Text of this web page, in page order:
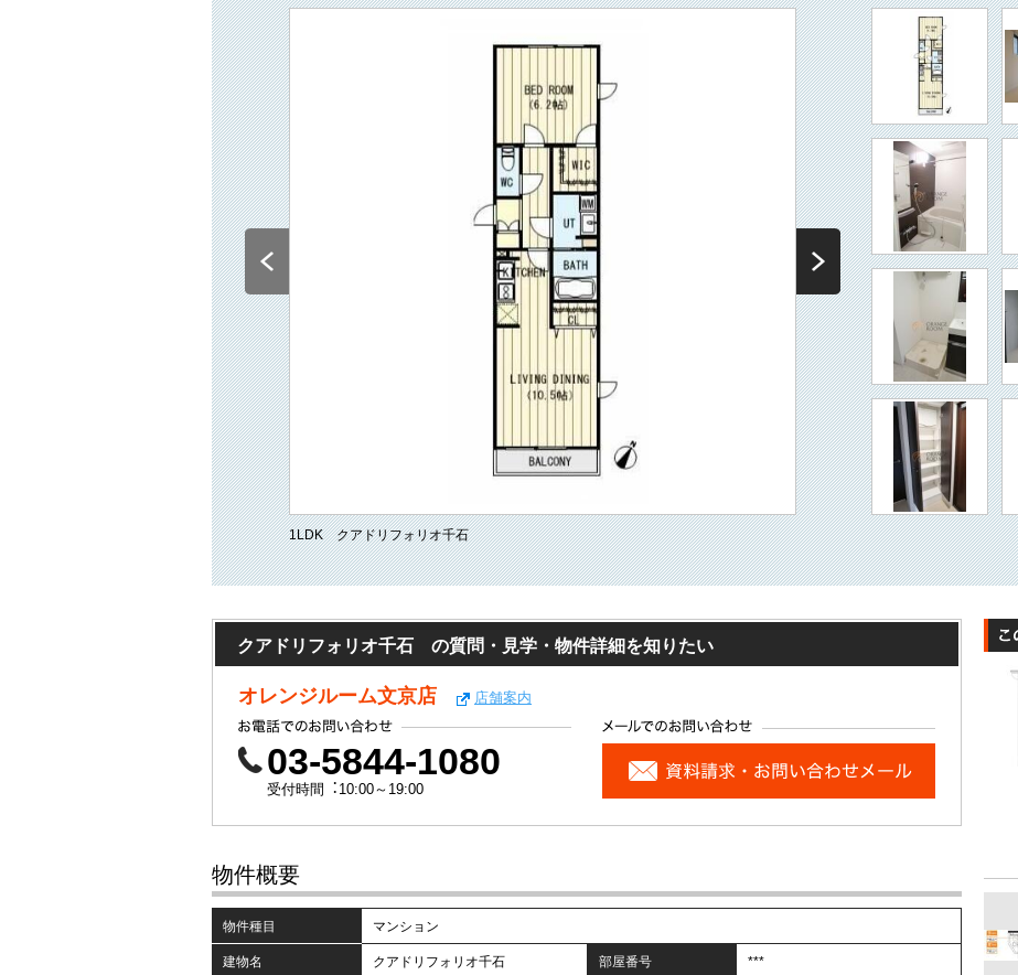
1LDK クアドリフォリオ千石
クアドリフォリオ千石 の質問・見学・物件詳細を知りたい
オレンジルーム文京店 店舗案内
03-5844-1080
受付時間︓10:00～19:00
物件概要
物件種目 マンション
建物名 クアドリフォリオ千石 部屋番号 ***